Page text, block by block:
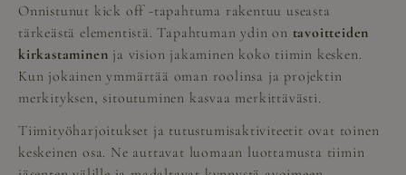
Onnistunut kick off -tapahtuma rakentuu useasta
tärkeästä elementistä. Tapahtuman ydin on tavoitteiden
kirkastaminen ja vision jakaminen koko tiimin kesken.
Kun jokainen ymmärtää oman roolinsa ja projektin
merkityksen, sitoutuminen kasvaa merkittävästi.
Tiimityöharjoitukset ja tutustumisaktiviteetit ovat toinen
keskeinen osa. Ne auttavat luomaan luottamusta tiimin